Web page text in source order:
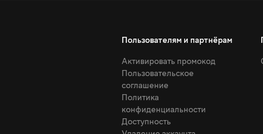
Пользователям и партнёрам
Активировать промокод
Пользовательское
соглашение
Политика
конфиденциальности
Доступность